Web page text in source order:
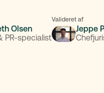
Olsen
PR-specialist
Valideret af
Jeppe